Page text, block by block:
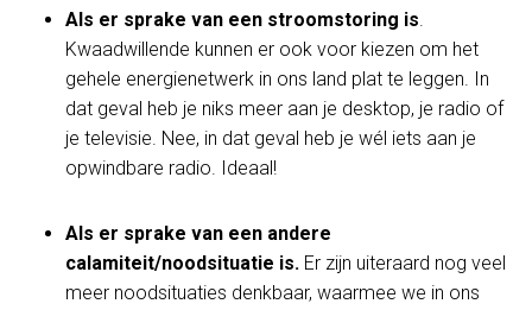
Als er sprake van een stroomstoring is.
Kwaadwillende kunnen er ook voor kiezen om het
gehele energienetwerk in ons land plat te leggen. In
dat geval heb je niks meer aan je desktop, je radio of
je televisie. Nee, in dat geval heb je wél iets aan je
opwindbare radio. Ideaal!
Als er sprake van een andere
calamiteit/noodsituatie is. Er zijn uiteraard nog veel
meer noodsituaties denkbaar, waarmee we in ons